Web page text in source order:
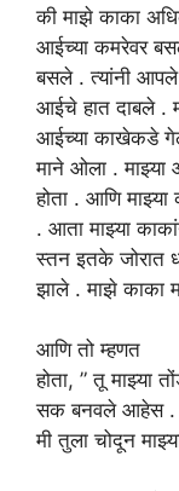
की माझे काका
आईच्या कमरेवर
बसले . त्यांनी आपले
आईचे हात दाबले .
आईच्या काखेकडे
माने ओला . माझ्या
होता . आणि माझ्या
. आता माझ्या
स्तन इतके जोरात
झाले . माझे काका
आणितो म्हणत
होता, ” तू माझ्या
सक बनवले आहेस .
मी तुला चोदून